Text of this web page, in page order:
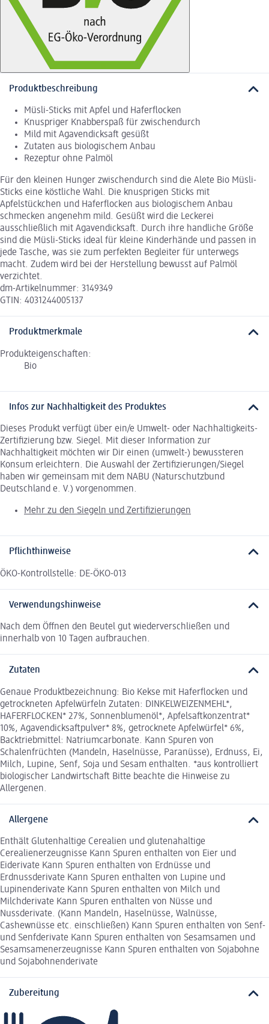
Produktbeschreibung
Müsli-Sticks mit Apfel und Haferflocken
Knuspriger Knabberspaß für zwischendurch
Mild mit Agavendicksaft gesüßt
Zutaten aus biologischem Anbau
Rezeptur ohne Palmöl
Für den kleinen Hunger zwischendurch sind die Alete Bio Müsli-
Sticks eine köstliche Wahl. Die knusprigen Sticks mit
Apfelstückchen und Haferflocken aus biologischem Anbau
schmecken angenehm mild. Gesüßt wird die Leckerei
ausschließlich mit Agavendicksaft. Durch ihre handliche Größe
sind die Müsli-Sticks ideal für kleine Kinderhände und passen in
jede Tasche, was sie zum perfekten Begleiter für unterwegs
macht. Zudem wird bei der Herstellung bewusst auf Palmöl
verzichtet.
dm-Artikelnummer: 3149349
GTIN: 4031244005137
Produktmerkmale
Produkteigenschaften:
Bio
Infos zur Nachhaltigkeit des Produktes
Dieses Produkt verfügt über ein/e Umwelt- oder Nachhaltigkeits-
Zertifizierung bzw. Siegel. Mit dieser Information zur
Nachhaltigkeit möchten wir Dir einen (umwelt-) bewussteren
Konsum erleichtern. Die Auswahl der Zertifizierungen/Siegel
haben wir gemeinsam mit dem NABU (Naturschutzbund
Deutschland e. V.) vorgenommen.
Mehr zu den Siegeln und Zertifizierungen
Pflichthinweise
ÖKO-Kontrollstelle: DE-ÖKO-013
Verwendungshinweise
Nach dem Öffnen den Beutel gut wiederverschließen und
innerhalb von 10 Tagen aufbrauchen.
Zutaten
Genaue Produktbezeichnung: Bio Kekse mit Haferflocken und
getrockneten Apfelwürfeln Zutaten: DINKELWEIZENMEHL*,
HAFERFLOCKEN* 27%, Sonnenblumenöl*, Apfelsaftkonzentrat*
10%, Agavendicksaftpulver* 8%, getrocknete Apfelwürfel* 6%,
Backtriebmittel: Natriumcarbonate. Kann Spuren von
Schalenfrüchten (Mandeln, Haselnüsse, Paranüsse), Erdnuss, Ei,
Milch, Lupine, Senf, Soja und Sesam enthalten. *aus kontrolliert
biologischer Landwirtschaft Bitte beachte die Hinweise zu
Allergenen.
Allergene
Enthält Glutenhaltige Cerealien und glutenahaltige
Cerealienerzeugnisse Kann Spuren enthalten von Eier und
Eiderivate Kann Spuren enthalten von Erdnüsse und
Erdnussderivate Kann Spuren enthalten von Lupine und
Lupinenderivate Kann Spuren enthalten von Milch und
Milchderivate Kann Spuren enthalten von Nüsse und
Nussderivate. (Kann Mandeln, Haselnüsse, Walnüsse,
Cashewnüsse etc. einschließen) Kann Spuren enthalten von Senf-
und Senfderivate Kann Spuren enthalten von Sesamsamen und
Sesamsamenerzeugnisse Kann Spuren enthalten von Sojabohne
und Sojabohnenderivate
Zubereitung